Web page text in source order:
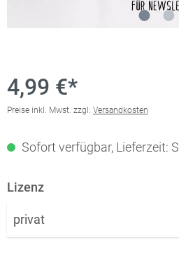
4,99 €*
Preise inkl. Mwst. zzgl. Versandkosten
Sofort verfügbar, Lieferzeit:
Lizenz